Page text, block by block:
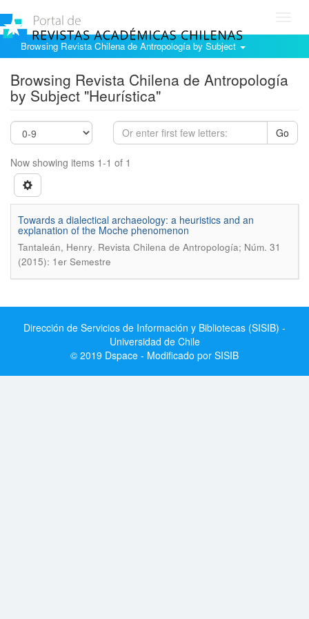
Browsing Revista Chilena de Antropología by Subject
Browsing Revista Chilena de Antropología
by Subject "Heurística"
Go
Now showing items 1-1 of 1
Towards a dialectical archaeology: a heuristics and an
explanation of the Moche phenomenon
Tantaleán, Henry. Revista Chilena de Antropología; Núm. 31
(2015): 1er Semestre
Dirección de Servicios de Información y Bibliotecas (SISIB) -
Universidad de Chile
© 2019 Dspace - Modificado por SISIB